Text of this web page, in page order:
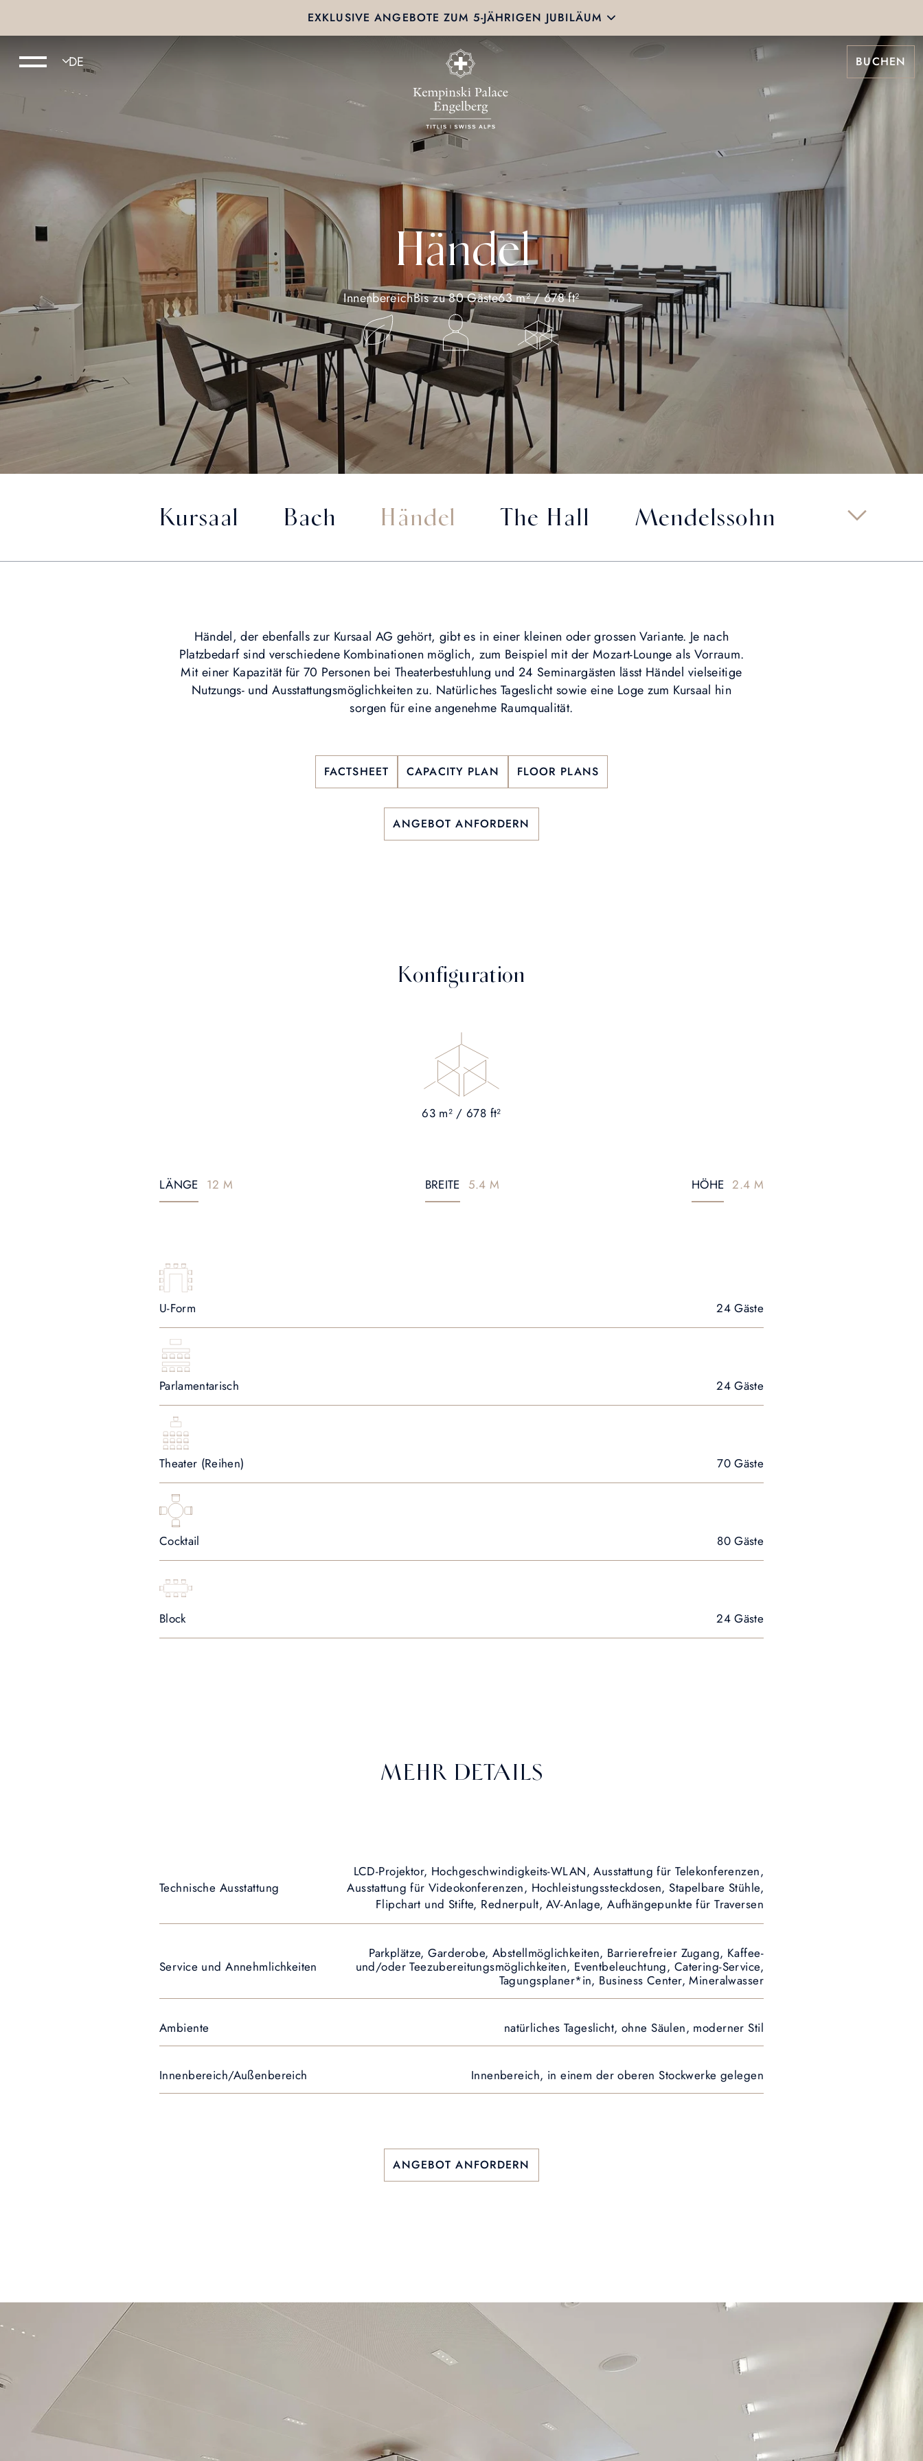
EXKLUSIVE ANGEBOTE ZUM 5-JÄHRIGEN JUBILÄUM
BUCHEN
Händel
InnenbereichBis zu 80 Gäste63 m² / 678 ft²
Kursaal Bach Händel The Hall Mendelssohn
Händel, der ebenfalls zur Kursaal AG gehört, gibt es in einer kleinen oder grossen Variante. Je nach
Platzbedarf sind verschiedene Kombinationen möglich, zum Beispiel mit der Mozart-Lounge als Vorraum.
Mit einer Kapazität für 70 Personen bei Theaterbestuhlung und 24 Seminargästen lässt Händel vielseitige
Nutzungs- und Ausstattungsmöglichkeiten zu. Natürliches Tageslicht sowie eine Loge zum Kursaal hin
sorgen für eine angenehme Raumqualität.
FACTSHEET CAPACITY PLAN FLOOR PLANS
ANGEBOT ANFORDERN
Konfiguration
63 m² / 678 ft²
LÄNGE 12 M BREITE 5.4 M HÖHE 2.4 M
U-Form 24 Gäste
Parlamentarisch 24 Gäste
Theater (Reihen) 70 Gäste
Cocktail 80 Gäste
Block 24 Gäste
MEHR DETAILS
Technische Ausstattung
LCD-Projektor, Hochgeschwindigkeits-WLAN, Ausstattung für Telekonferenzen,
Ausstattung für Videokonferenzen, Hochleistungssteckdosen, Stapelbare Stühle,
Flipchart und Stifte, Rednerpult, AV-Anlage, Aufhängepunkte für Traversen
Service und Annehmlichkeiten
Parkplätze, Garderobe, Abstellmöglichkeiten, Barrierefreier Zugang, Kaffee-
und/oder Teezubereitungsmöglichkeiten, Eventbeleuchtung, Catering-Service,
Tagungsplaner*in, Business Center, Mineralwasser
Ambiente natürliches Tageslicht, ohne Säulen, moderner Stil
Innenbereich/Außenbereich Innenbereich, in einem der oberen Stockwerke gelegen
ANGEBOT ANFORDERN